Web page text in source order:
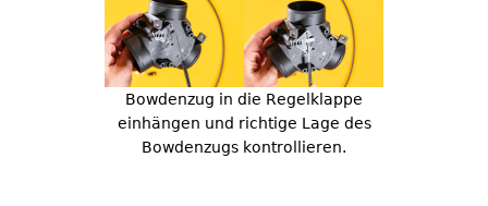
Bowdenzug in die Regelklappe
einhängen und richtige Lage des
Bowdenzugs kontrollieren.